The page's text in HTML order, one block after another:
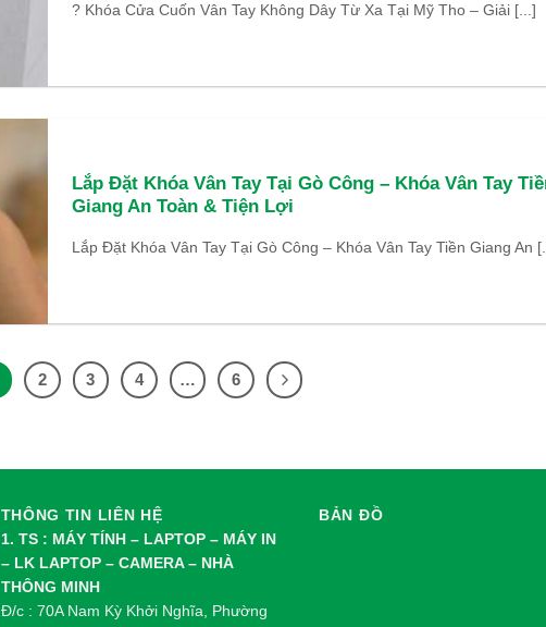
? Khóa Cửa Cuốn Vân Tay Không Dây Từ Xa Tại Mỹ Tho – Giải [...]
Lắp Đặt Khóa Vân Tay Tại Gò Công – Khóa Vân Tay
Giang An Toàn & Tiện Lợi
Lắp Đặt Khóa Vân Tay Tại Gò Công – Khóa Vân Tay Tiền Giang An
2 3 4 … 6
THÔNG TIN LIÊN HỆ
1. TS : MÁY TÍNH – LAPTOP – MÁY IN
– LK LAPTOP – CAMERA – NHÀ
THÔNG MINH
Đ/c : 70A Nam Kỳ Khởi Nghĩa, Phường
BẢN ĐỒ